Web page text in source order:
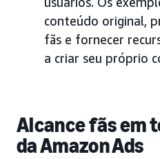
conteúdo original,
fãs e fornecer
a criar seu próprio
Alcance fãs em
da Amazon Ads